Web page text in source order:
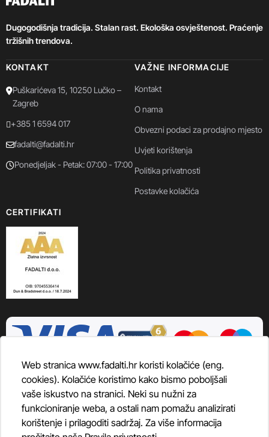
Dugogodišnja tradicija. Stalan rast. Ekološka osvještenost. Praćenje
tržišnih trendova.
KONTAKT
Puškarićeva 15, 10250 Lučko –
Zagreb
+385 1 6594 017
fadalti@fadalti.hr
Ponedjeljak - Petak: 07:00 - 17:00
VAŽNE INFORMACIJE
Kontakt
O nama
Obvezni podaci za prodajno mjesto
Uvjeti korištenja
Politika privatnosti
Postavke kolačića
CERTIFIKATI
Web stranica www.fadalti.hr koristi kolačiće (eng.
cookies). Kolačiće koristimo kako bismo poboljšali
vaše iskustvo na stranici. Neki su nužni za
funkcioniranje weba, a ostali nam pomažu analizirati
korištenje i prilagoditi sadržaj. Za više informacija